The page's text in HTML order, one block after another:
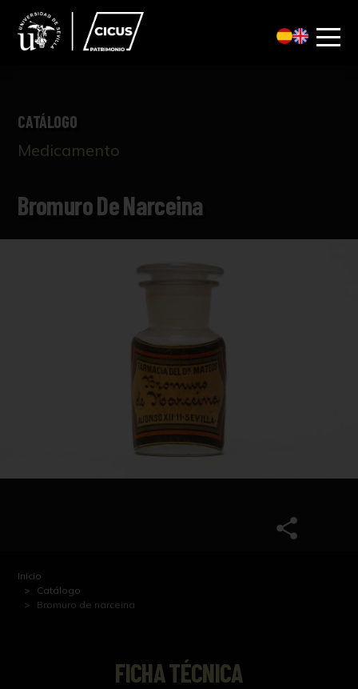
CATÁLOGO
Medicamento
Bromuro De Narceina
Inicio
Catálogo
Bromuro de narceina
FICHA TÉCNICA